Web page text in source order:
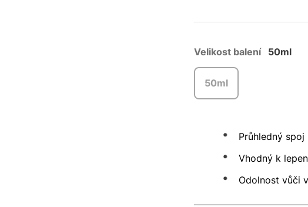
Velikost balení 50ml
50ml
Průhledný spoj
Vhodný k
Odolnost vůči